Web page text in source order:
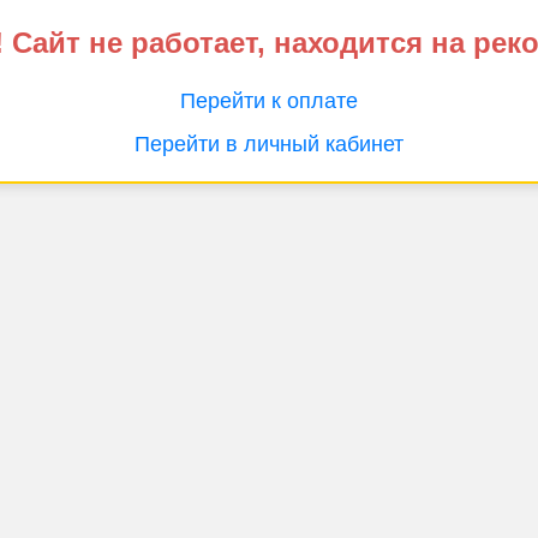
не работает, находится на
Перейти к оплате
Перейти в личный кабинет